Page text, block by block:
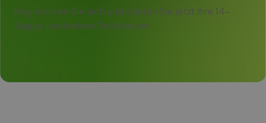
Registrieren Sie sich und starten Sie jetzt Ihre 14-
tägige kostenlose Testversion!